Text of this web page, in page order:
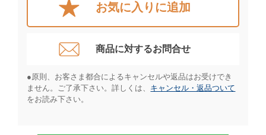
お気に入りに追加
商品に対するお問合せ​
●原則、お客さま都合によるキャンセルや返品はお受けでき
ません。ご了承下さい。詳しくは、 キャンセル・返品ついて
をお読み下さい。​